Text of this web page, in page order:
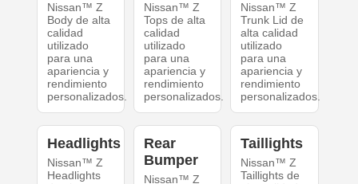
Nissan™ Z
Body de alta
calidad
utilizado
para una
apariencia y
rendimiento
personalizados.
Nissan™ Z
Tops de alta
calidad
utilizado
para una
apariencia y
rendimiento
personalizados.
Nissan™ Z
Trunk Lid de
alta calidad
utilizado
para una
apariencia y
rendimiento
personalizados.
Headlights
Nissan™ Z
Headlights
Rear
Bumper
Nissan™ Z
Taillights
Nissan™ Z
Taillights de